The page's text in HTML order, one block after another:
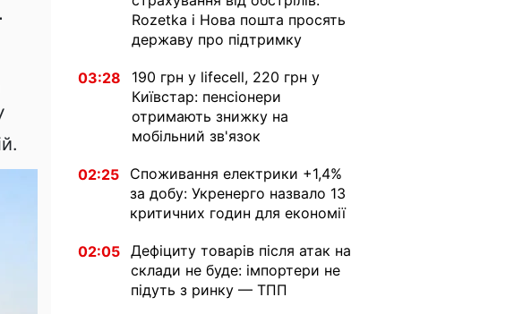
Rozetka і Нова пошта просять
державу про підтримку
03:28
190 грн у lifecell, 220 грн у
Київстар: пенсіонери
отримають знижку на
мобільний зв'язок
02:25
Споживання електрики +1,4%
за добу: Укренерго назвало 13
критичних годин для економії
02:05 Дефіциту товарів після атак на
склади не буде: імпортери не
підуть з ринку — ТПП